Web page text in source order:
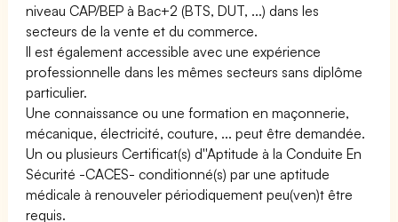
niveau CAP/BEP à Bac+2 (BTS, DUT, ...) dans les
secteurs de la vente et du commerce.
Il est également accessible avec une expérience
professionnelle dans les mêmes secteurs sans diplôme
particulier.
Une connaissance ou une formation en maçonnerie,
mécanique, électricité, couture, ... peut être demandée.
Un ou plusieurs Certificat(s) d''Aptitude à la Conduite En
Sécurité -CACES- conditionné(s) par une aptitude
médicale à renouveler périodiquement peu(ven)t être
requis.